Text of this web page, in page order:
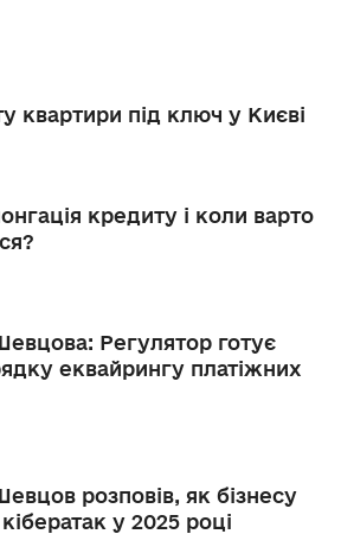
квартири під ключ у Києві
кредиту і коли варто
Регулятор готує
еквайрингу платіжних
розповів, як бізнесу
у 2025 році